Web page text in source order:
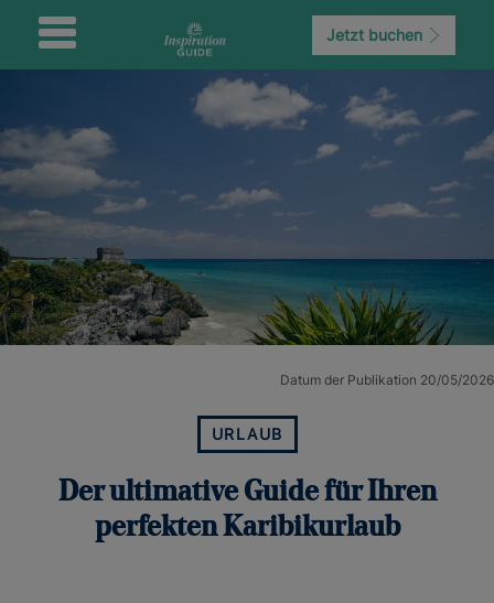
Jetzt buchen
Datum der Publikation 20/05/2026
URLAUB
Der ultimative Guide für Ihren
perfekten Karibikurlaub